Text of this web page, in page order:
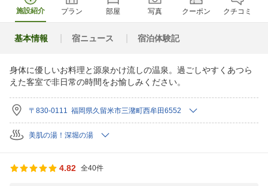
施設紹介 プラン 部屋 写真 クーポン クチコミ
基本情報 宿ニュース 宿泊体験記
身体に優しいお料理と源泉かけ流しの温泉。過ごしやすくあつら
えた客室で非日常の時間をお愉しみください。
〒830-0111 福岡県久留米市三潴町西牟田6552
美肌の湯！深堀の湯
4.82 全40件